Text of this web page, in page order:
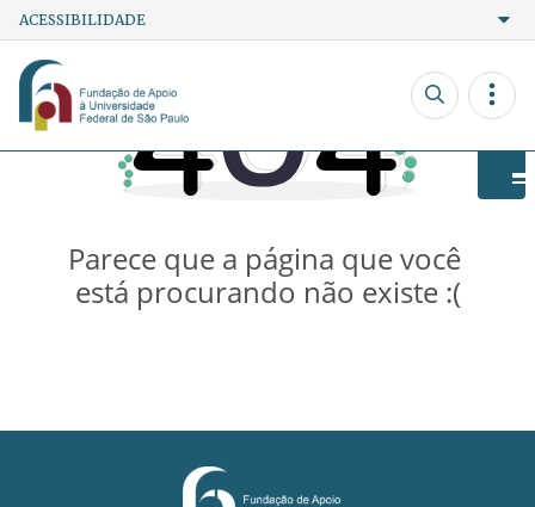
ACESSIBILIDADE
Contraste A+
Powered by Translate
Parece que a página que você
está procurando não existe :(